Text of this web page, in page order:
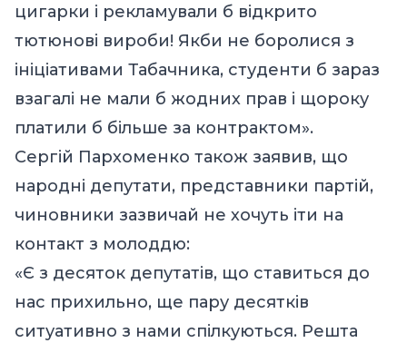
цигарки і рекламували б відкрито
тютюнові вироби! Якби не боролися з
ініціативами Табачника, студенти б зараз
взагалі не мали б жодних прав і щороку
платили б більше за контрактом».
Сергій Пархоменко також заявив, що
народні депутати, представники партій,
чиновники зазвичай не хочуть іти на
контакт з молоддю:
«Є з десяток депутатів, що ставиться до
нас прихильно, ще пару десятків
ситуативно з нами спілкуються. Решта